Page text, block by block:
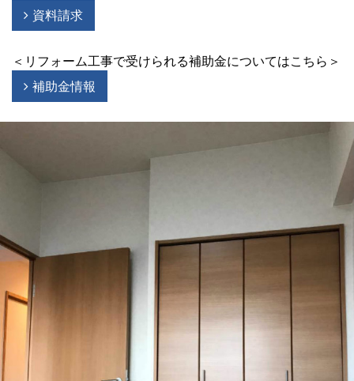
資料請求
＜リフォーム工事で受けられる補助金についてはこちら＞
補助金情報